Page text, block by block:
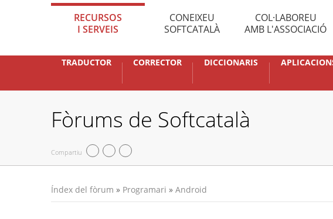
RECURSOS
I SERVEIS
CONEIXEU
SOFTCATALÀ
COL·LABOREU
AMB L'ASSOCIACIÓ
TRADUCTOR CORRECTOR DICCIONARIS
Fòrums de Softcatalà
Compartiu
Índex del fòrum » Programari » Android